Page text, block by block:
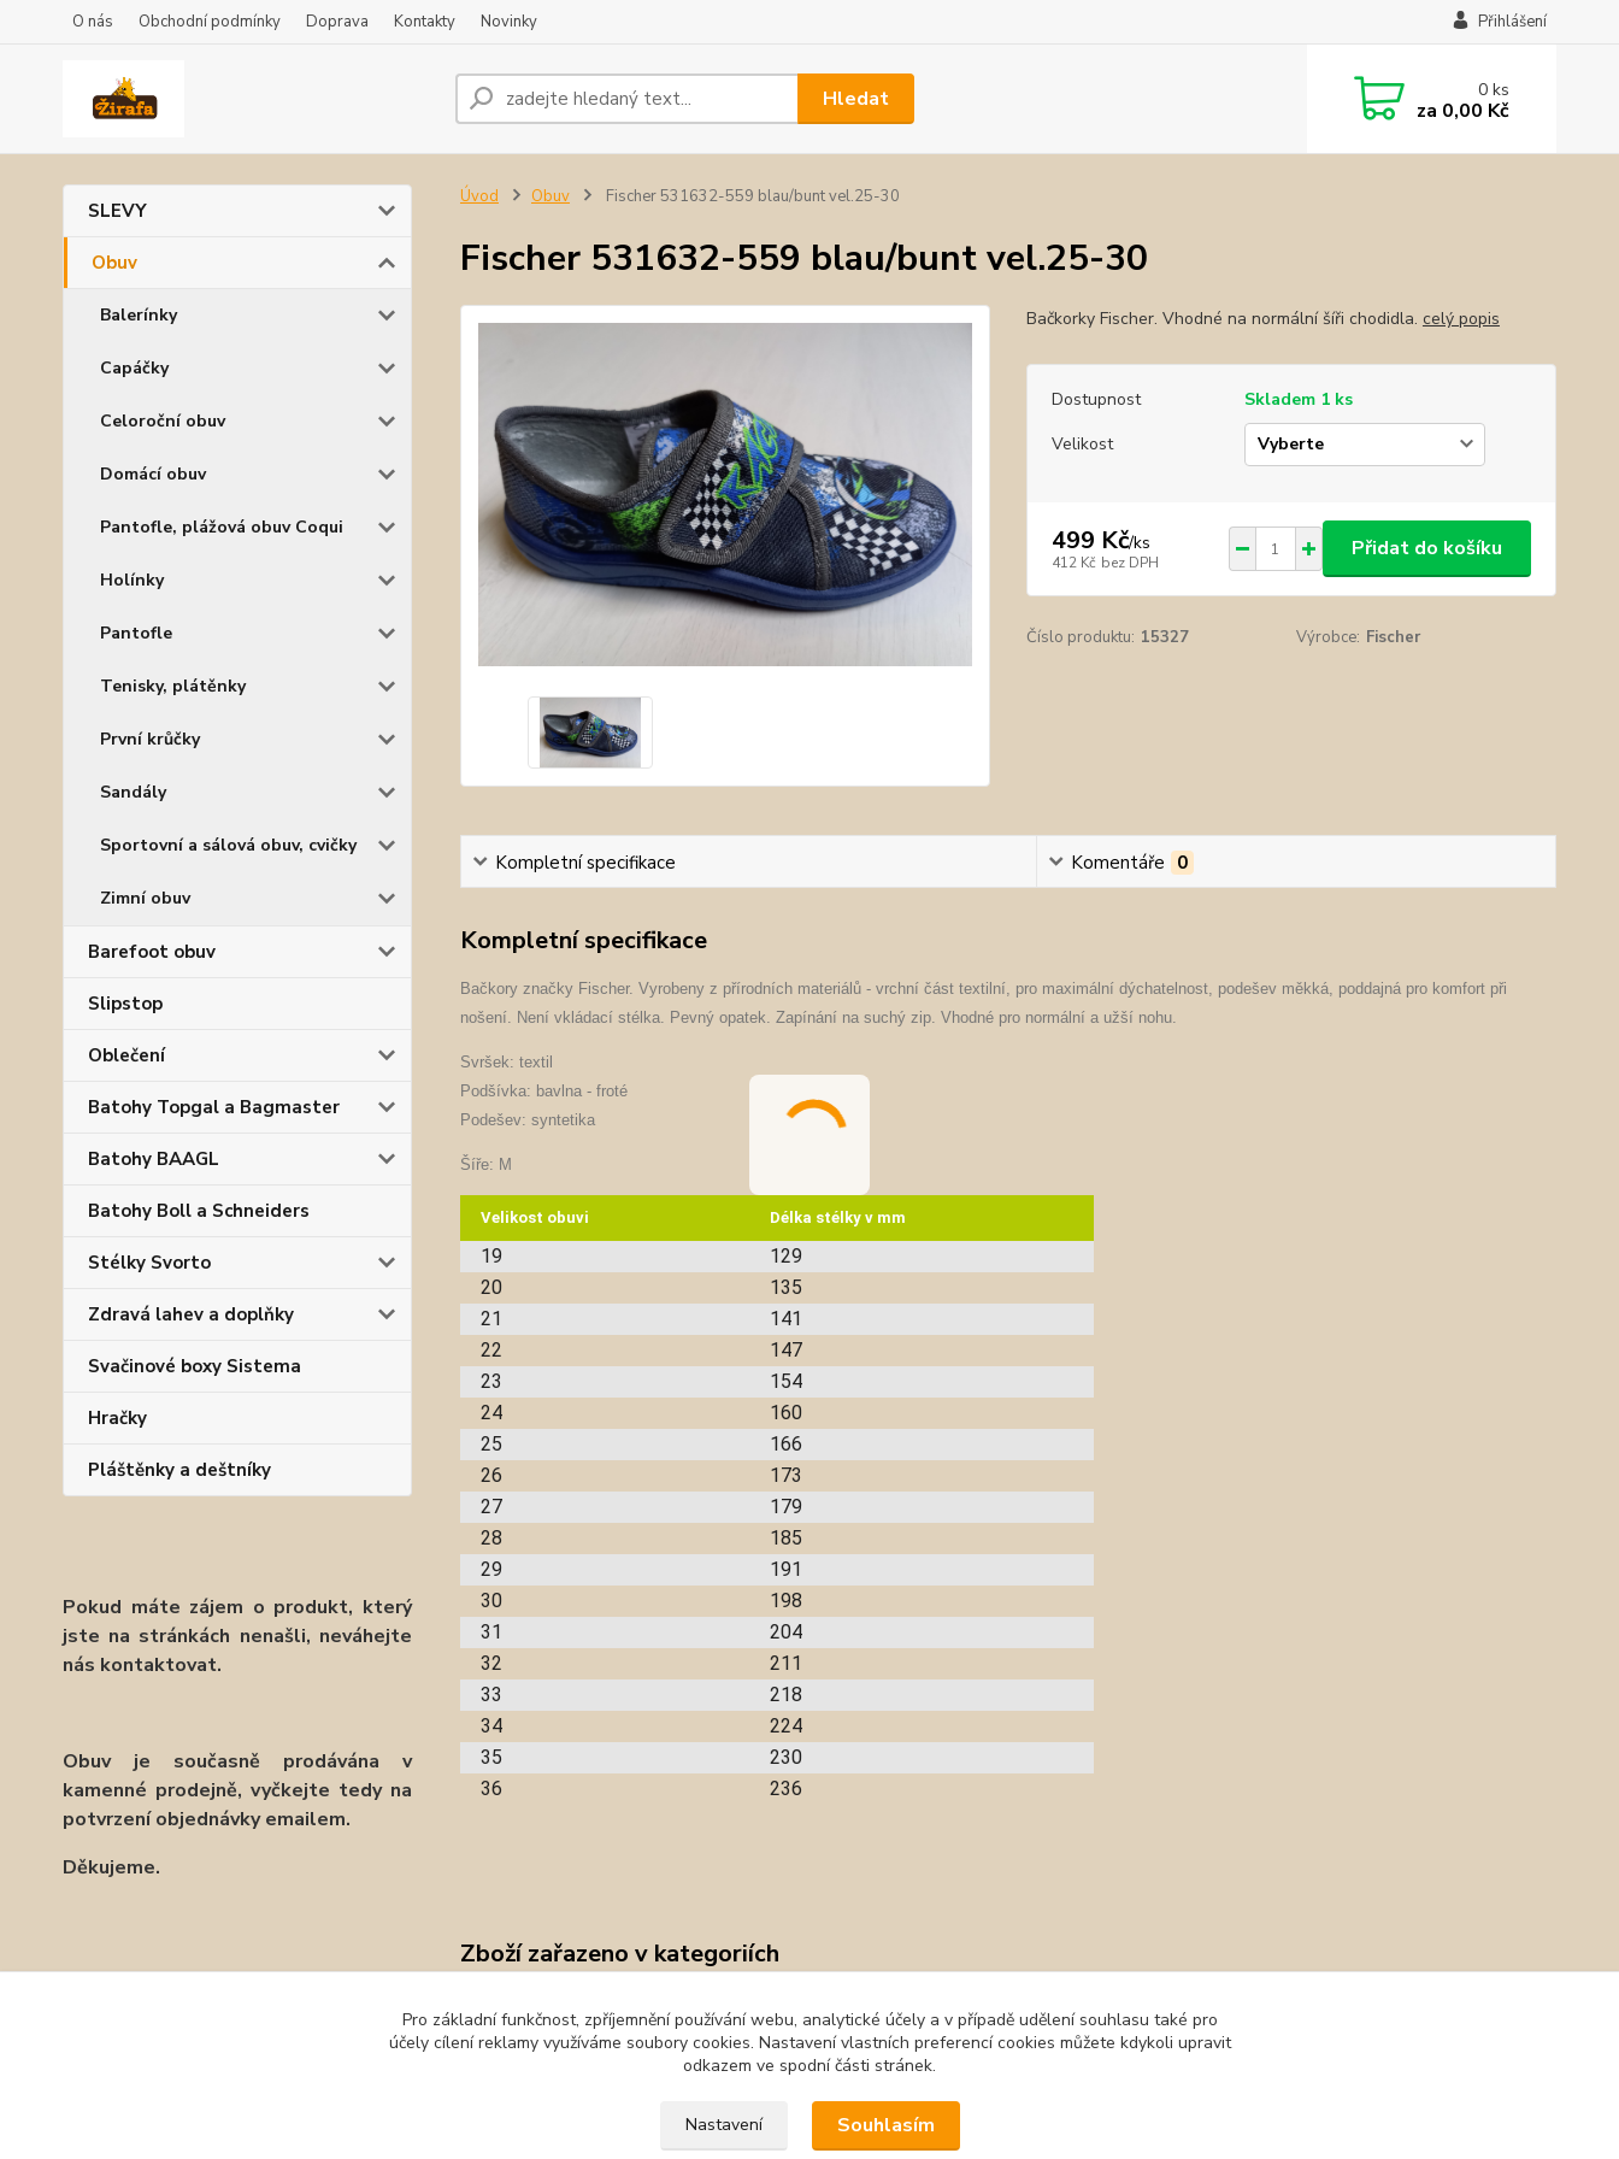
O nás Obchodní podmínky Doprava Kontakty Novinky Přihlášení
Hledat 0ks
za 0,00 Kč
SLEVY
Obuv
Balerínky
Capáčky
Celoroční obuv
Domácí obuv
Pantofle, plážová obuv Coqui
Holínky
Pantofle
Tenisky, plátěnky
První krůčky
Sandály
Sportovní a sálová obuv, cvičky
Zimní obuv
Barefoot obuv
Slipstop
Oblečení
Batohy Topgal a Bagmaster
Batohy BAAGL
Batohy Boll a Schneiders
Stélky Svorto
Zdravá lahev a doplňky
Svačinové boxy Sistema
Hračky
Pláštěnky a deštníky
Pokud máte zájem o produkt, který
jste na stránkách nenašli, neváhejte
nás kontaktovat.
Obuv je současně prodávána v
kamenné prodejně, vyčkejte tedy na
potvrzení objednávky emailem.
Děkujeme.
Úvod Obuv Fischer 531632-559 blau/bunt vel.25-30
Fischer 531632-559 blau/bunt vel.25-30
Bačkorky Fischer. Vhodné na normální šíři chodidla. celý popis
Dostupnost
Skladem 1 ks
Velikost
499 Kč/ks
412 Kč bez DPH
Přidat do košíku
Číslo produktu: 15327 Výrobce: Fischer
Kompletní specifikace Komentáře 0
Kompletní specifikace
Bačkory značky Fischer. Vyrobeny z přírodních materiálů - vrchní část textilní, pro maximální dýchatelnost, podešev měkká, poddajná pro komfort při
nošení. Není vkládací stélka. Pevný opatek. Zapínání na suchý zip. Vhodné pro normální a užší nohu.
Svršek: textil
Podšívka: bavlna - froté
Podešev: syntetika
Šíře: M
Velikost obuvi Délka stélky v mm
19
129
20
135
21
141
22
147
23
154
24
160
25
166
26
173
27
179
28
185
29
191
30
198
31
204
32
211
33
218
34
224
35
230
36
236
Zboží zařazeno v kategoriích
Pro základní funkčnost, zpříjemnění používání webu, analytické účely a v případě udělení souhlasu také pro
účely cílení reklamy využíváme soubory cookies. Nastavení vlastních preferencí cookies můžete kdykoli upravit
odkazem ve spodní části stránek.
Nastavení Souhlasím